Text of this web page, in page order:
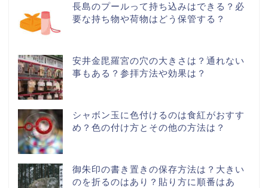
長島のプールって持ち込みはできる？必
要な持ち物や荷物はどう保管する？
安井金毘羅宮の穴の大きさは？通れない
事もある？参拝方法や効果は？
シャボン玉に色付けるのは食紅がおすす
め？色の付け方とその他の方法は？
御朱印の書き置きの保存方法は？大きい
のを折るのはあり？貼り方に順番はあ